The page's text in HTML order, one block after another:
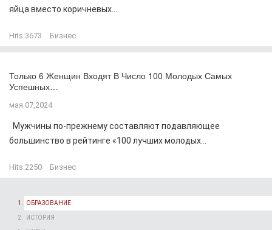
яйца вместо коричневых...
Hits:3673 Бизнес
Только 6 Женщин Входят В Число 100 Молодых Самых
Успешных…
мая 07,2024
Мужчины по-прежнему составляют подавляющее
большинство в рейтинге «100 лучших молодых...
Hits:2250 Бизнес
ОБРАЗОВАНИЕ
ИСТОРИЯ